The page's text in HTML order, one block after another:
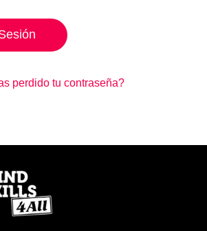
perdido tu contraseña?